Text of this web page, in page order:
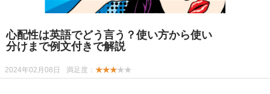
心配性は英語でどう言う？使い方から使い
分けまで例文付きで解説
2024年02月08日 満足度： ★★★★★